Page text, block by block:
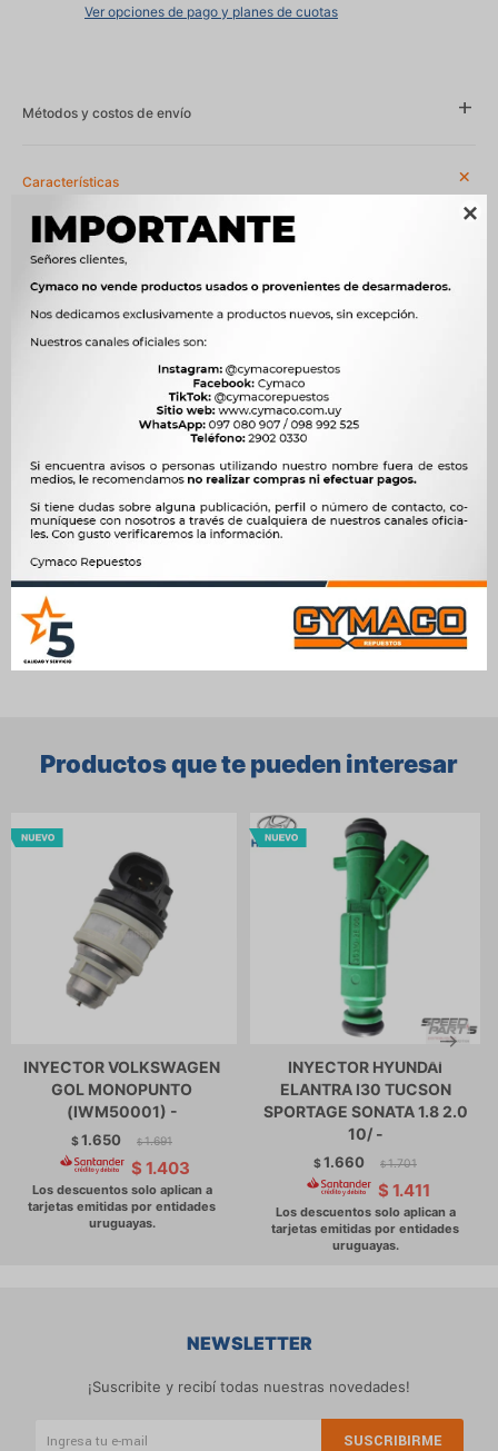

Ver opciones de pago y planes de cuotas
Métodos y costos de envío
Características
Año
1994 - 2002, 1996 - 2003, 1996 - 2004, 1997 - 1999, 1997 - 2001,
1997 - 2002, 1997 - 2005, 1997 - 2010
Compatibilidad CITROEN, PEUGEOT
106, 306, SAXO, XSARA
1.6 8V 98 CV NFT (TU5JP) NAFTA
OEM 0280150987, 1984.94, 198494, 96241788
 
Ver mas productos de la marca Sin Marca
Productos que te pueden interesar
INYECTOR VOLKSWAGEN
GOL MONOPUNTO
(IWM50001) -
$1.650 $ 1.691
$ 1.403
INYECTOR HYUNDAI
ELANTRA I30 TUCSON
SPORTAGE SONATA 1.8 2.0
10/ -
$1.660 $ 1.701
$ 1.411
NEWSLETTER
¡Suscribite y recibí todas nuestras novedades!
SUSCRIBIRME